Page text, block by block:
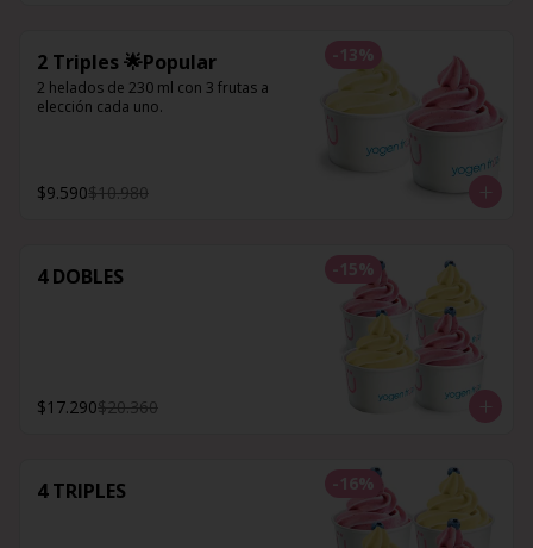
-13%
2 Triples 🌟Popular
2 helados de 230 ml con 3 frutas a
elección cada uno.
$9.590$10.980
-15%
4 DOBLES
$17.290$20.360
-16%
4 TRIPLES